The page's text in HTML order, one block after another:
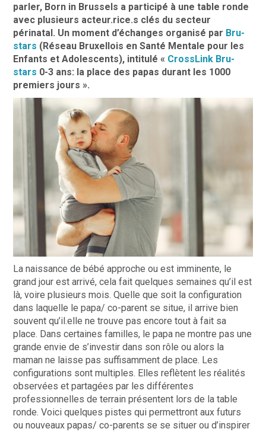
parler, Born in Brussels a participé à une table ronde
avec plusieurs acteur.rice.s clés du secteur
périnatal. Un moment d’échanges organisé par Bru-
stars (Réseau Bruxellois en Santé Mentale pour les
Enfants et Adolescents), intitulé « CrossLink Bru-
stars 0-3 ans: la place des papas durant les 1000
premiers jours ».
La naissance de bébé approche ou est imminente, le
grand jour est arrivé, cela fait quelques semaines qu’il est
là, voire plusieurs mois. Quelle que soit la configuration
dans laquelle le papa/ co-parent se situe, il arrive bien
souvent qu’il.elle ne trouve pas encore tout à fait sa
place. Dans certaines familles, le papa ne montre pas une
grande envie de s’investir dans son rôle ou alors la
maman ne laisse pas suffisamment de place. Les
configurations sont multiples. Elles reflètent les réalités
observées et partagées par les différentes
professionnelles de terrain présentent lors de la table
ronde. Voici quelques pistes qui permettront aux futurs
ou nouveaux papas/ co-parents se se situer ou d’inspirer